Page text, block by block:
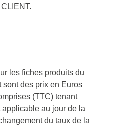
les fiches produits du
sont des prix en Euros
(TTC) tenant
applicable au jour de la
du taux de la